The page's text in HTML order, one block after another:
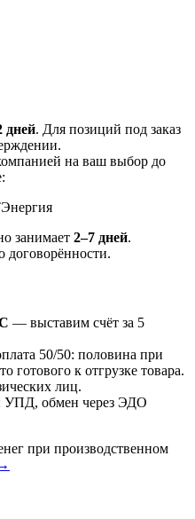
дней. Для позиций под заказ
на ваш выбор до
Энергия
занимает 2–7 дней.
— выставим счёт за 5
50/50: половина при
готового к отгрузке товара.
лиц.
УПД, обмен через ЭДО
при производственном